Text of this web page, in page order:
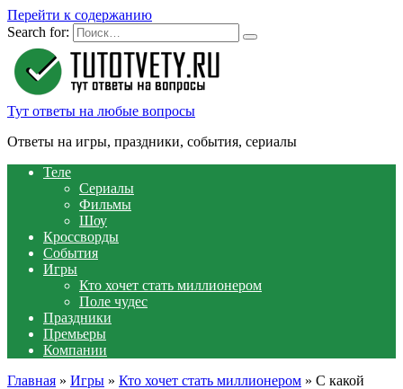
Перейти к содержанию
Search for:
Тут ответы на любые вопросы
Ответы на игры, праздники, события, сериалы
Теле
Сериалы
Фильмы
Шоу
Кроссворды
События
Игры
Кто хочет стать миллионером
Поле чудес
Праздники
Премьеры
Компании
Главная » Игры » Кто хочет стать миллионером » С какой